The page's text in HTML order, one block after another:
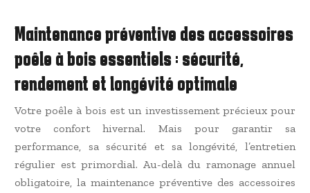
Maintenance préventive des accessoires
poêle à bois essentiels : sécurité,
rendement et longévité optimale
Votre poêle à bois est un investissement précieux pour
votre confort hivernal. Mais pour garantir sa
performance, sa sécurité et sa longévité, l’entretien
régulier est primordial. Au-delà du ramonage annuel
obligatoire, la maintenance préventive des accessoires